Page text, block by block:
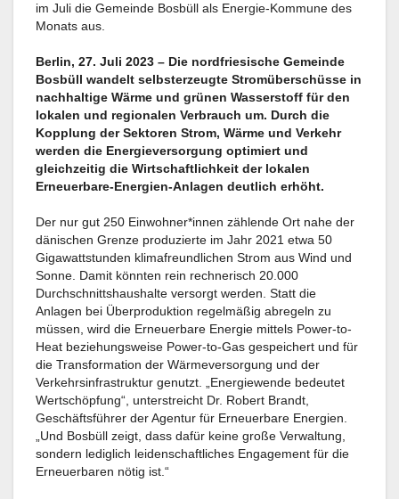
im Juli die Gemeinde Bosbüll als Energie-Kommune des
Monats aus.
Berlin, 27. Juli 2023 – Die nordfriesische Gemeinde
Bosbüll wandelt selbsterzeugte Stromüberschüsse in
nachhaltige Wärme und grünen Wasserstoff für den
lokalen und regionalen Verbrauch um. Durch die
Kopplung der Sektoren Strom, Wärme und Verkehr
werden die Energieversorgung optimiert und
gleichzeitig die Wirtschaftlichkeit der lokalen
Erneuerbare-Energien-Anlagen deutlich erhöht.
Der nur gut 250 Einwohner*innen zählende Ort nahe der
dänischen Grenze produzierte im Jahr 2021 etwa 50
Gigawattstunden klimafreundlichen Strom aus Wind und
Sonne. Damit könnten rein rechnerisch 20.000
Durchschnittshaushalte versorgt werden. Statt die
Anlagen bei Überproduktion regelmäßig abregeln zu
müssen, wird die Erneuerbare Energie mittels Power-to-
Heat beziehungsweise Power-to-Gas gespeichert und für
die Transformation der Wärmeversorgung und der
Verkehrsinfrastruktur genutzt. „Energiewende bedeutet
Wertschöpfung“, unterstreicht Dr. Robert Brandt,
Geschäftsführer der Agentur für Erneuerbare Energien.
„Und Bosbüll zeigt, dass dafür keine große Verwaltung,
sondern lediglich leidenschaftliches Engagement für die
Erneuerbaren nötig ist.“